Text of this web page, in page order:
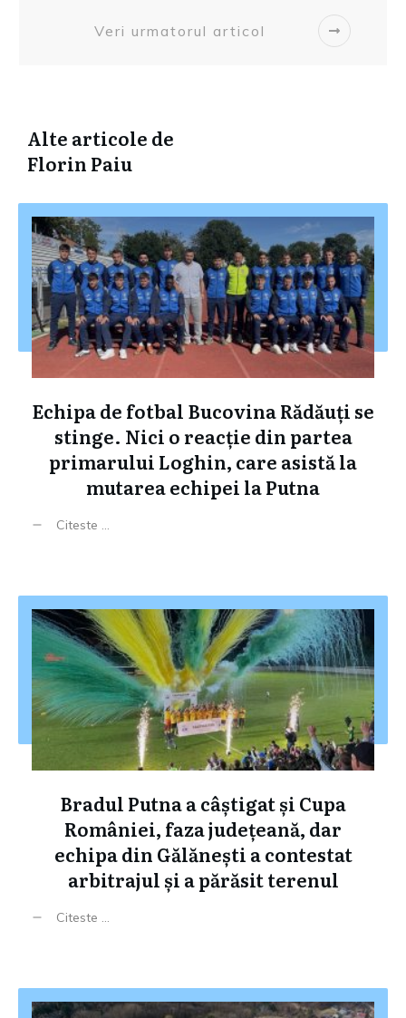
Veri urmatorul articol
Alte articole de
Florin Paiu
Echipa de fotbal Bucovina Rădăuți se
stinge. Nici o reacție din partea
primarului Loghin, care asistă la
mutarea echipei la Putna
Citeste ...
Bradul Putna a câștigat și Cupa
României, faza județeană, dar
echipa din Gălănești a contestat
arbitrajul și a părăsit terenul
Citeste ...